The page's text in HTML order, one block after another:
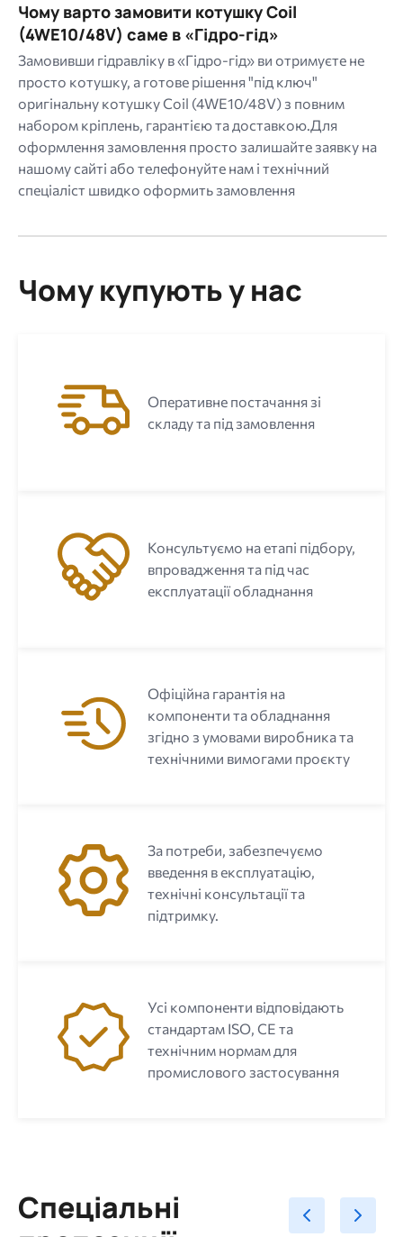
Чому варто замовити котушку Coil
(4WE10/48V) саме в «Гідро-гід»
Замовивши гідравліку в «Гідро-гід» ви отримуєте не
просто котушку, а готове рішення "під ключ"
оригінальну котушку Coil (4WE10/48V) з повним
набором кріплень, гарантією та доставкою.Для
оформлення замовлення просто залишайте заявку на
нашому сайті або телефонуйте нам і технічний
спеціаліст швидко оформить замовлення
Чому купують у нас
Оперативне постачання зі
складу та під замовлення
Консультуємо на етапі підбору,
впровадження та під час
експлуатації обладнання
Офіційна гарантія на
компоненти та обладнання
згідно з умовами виробника та
технічними вимогами проєкту
За потреби, забезпечуємо
введення в експлуатацію,
технічні консультації та
підтримку.
Усі компоненти відповідають
стандартам ISO, CE та
технічним нормам для
промислового застосування
Спеціальні